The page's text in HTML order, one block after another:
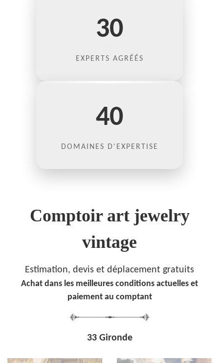
30
EXPERTS AGRÉÉS
40
DOMAINES D'EXPERTISE
Comptoir art jewelry
vintage
Estimation, devis et déplacement gratuits
Achat dans les meilleures conditions actuelles et
paiement au comptant
33 Gironde